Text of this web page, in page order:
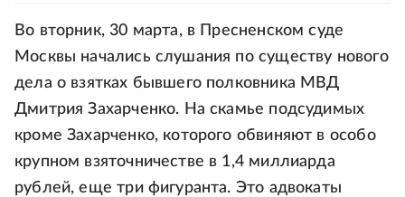
Во вторник, 30 марта, в Пресненском суде
Москвы начались слушания по существу нового
дела о взятках бывшего полковника МВД
Дмитрия Захарченко. На скамье подсудимых
кроме Захарченко, которого обвиняют в особо
крупном взяточничестве в 1,4 миллиарда
рублей, еще три фигуранта. Это адвокаты